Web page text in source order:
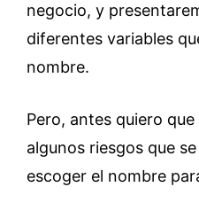
negocio, y
diferentes variables
nombre.
Pero, antes quiero
algunos riesgos que
escoger el nombre